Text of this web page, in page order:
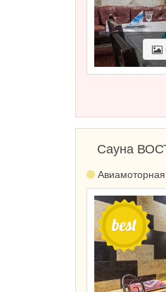
Сауна
Авиамоторная